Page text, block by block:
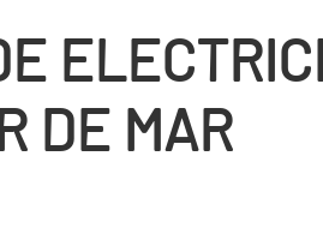
DE MAR